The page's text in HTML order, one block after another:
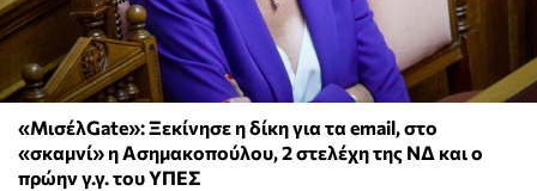
«ΜισέλGate»: Ξεκίνησε η δίκη για τα email, στο
«σκαμνί» η Ασημακοπούλου, 2 στελέχη της ΝΔ και ο
πρώην γ.γ. του ΥΠΕΣ